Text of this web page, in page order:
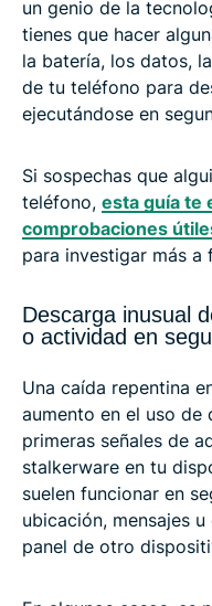
un genio de la
tienes que hacer
la batería, los datos,
de tu teléfono para
ejecutándose en
Si sospechas que
teléfono, esta guía te
comprobaciones
para investigar más a
Descarga inusual
o actividad en
Una caída repentina
aumento en el uso de
primeras señales de
stalkerware en tu
suelen funcionar en
ubicación, mensajes
panel de otro